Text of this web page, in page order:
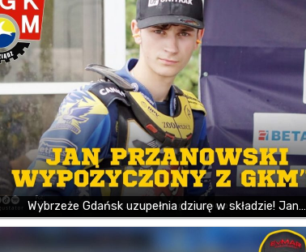
Wybrzeże Gdańsk uzupełnia dziurę w składzie! Jan…